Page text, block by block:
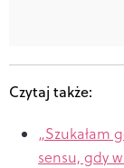
Czytaj także:
„Szukałam
sensu, gdy